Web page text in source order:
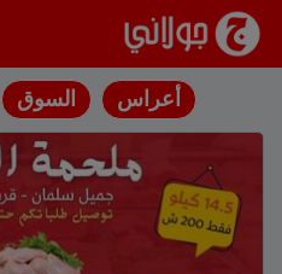
انتقل إلى المحتوى
أعراس السوق